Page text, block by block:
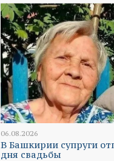
06.08.2026
В Башкирии супруги
дня свадьбы